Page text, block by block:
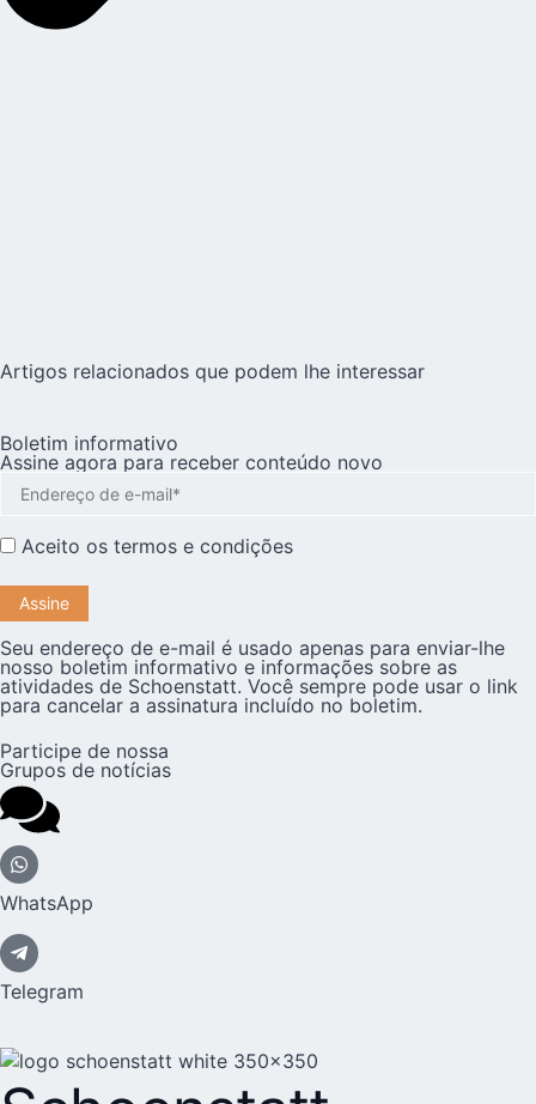
Artigos relacionados que podem lhe interessar
Boletim informativo
Assine agora para receber conteúdo novo
Aceito os termos e condições
Seu endereço de e-mail é usado apenas para enviar-lhe
nosso boletim informativo e informações sobre as
atividades de Schoenstatt. Você sempre pode usar o link
para cancelar a assinatura incluído no boletim.
Participe de nossa
Grupos de notícias
WhatsApp
Telegram